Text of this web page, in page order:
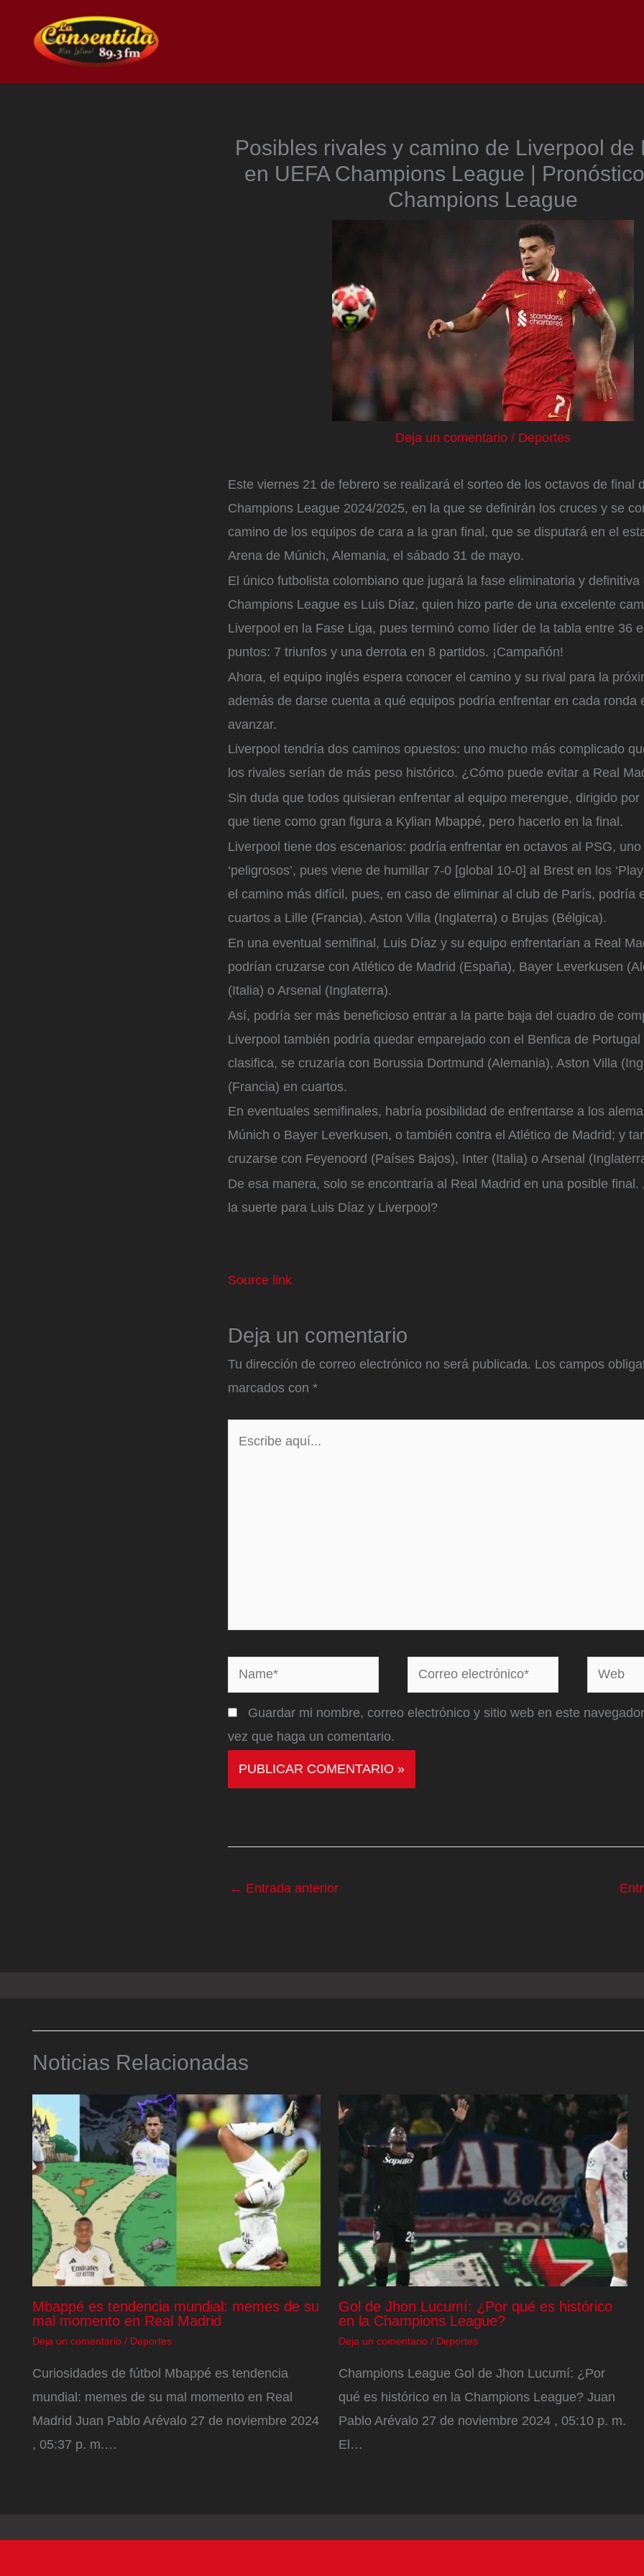
contenido
Posibles rivales y camino de Liverpool de
en UEFA Champions League |
Champions League
Deja un comentario / Deportes
Este viernes 21 de febrero se realizará el sorteo de los octavos de final
Champions League 2024/2025, en la que se definirán los cruces y se
camino de los equipos de cara a la gran final, que se disputará en el
Arena de Múnich, Alemania, el sábado 31 de mayo.
El único futbolista colombiano que jugará la fase eliminatoria y definitiva
Champions League es Luis Díaz, quien hizo parte de una excelente
Liverpool en la Fase Liga, pues terminó como líder de la tabla entre 36
puntos: 7 triunfos y una derrota en 8 partidos. ¡Campañón!
Ahora, el equipo inglés espera conocer el camino y su rival para la
además de darse cuenta a qué equipos podría enfrentar en cada ronda
avanzar.
Liverpool tendría dos caminos opuestos: uno mucho más complicado
los rivales serían de más peso histórico. ¿Cómo puede evitar a Real
Sin duda que todos quisieran enfrentar al equipo merengue, dirigido por
que tiene como gran figura a Kylian Mbappé, pero hacerlo en la final.
Liverpool tiene dos escenarios: podría enfrentar en octavos al PSG,
‘peligrosos’, pues viene de humillar 7-0 [global 10-0] al Brest en los
el camino más difícil, pues, en caso de eliminar al club de París, podría
cuartos a Lille (Francia), Aston Villa (Inglaterra) o Brujas (Bélgica).
En una eventual semifinal, Luis Díaz y su equipo enfrentarían a Real
podrían cruzarse con Atlético de Madrid (España), Bayer Leverkusen
(Italia) o Arsenal (Inglaterra).
Así, podría ser más beneficioso entrar a la parte baja del cuadro de
Liverpool también podría quedar emparejado con el Benfica de
clasifica, se cruzaría con Borussia Dortmund (Alemania), Aston Villa
(Francia) en cuartos.
En eventuales semifinales, habría posibilidad de enfrentarse a los
Múnich o Bayer Leverkusen, o también contra el Atlético de Madrid; y
cruzarse con Feyenoord (Países Bajos), Inter (Italia) o Arsenal
De esa manera, solo se encontraría al Real Madrid en una posible final.
la suerte para Luis Díaz y Liverpool?
Source link
Deja un comentario
Tu dirección de correo electrónico no será publicada. Los campos
marcados con *
Name*
Correo
electrónico*
Web
Guardar mi nombre, correo electrónico y sitio web en este
vez que haga un comentario.
← Entrada anterior
Noticias Relacionadas
Mbappé es tendencia mundial: memes de su
mal momento en Real Madrid
Deja un comentario / Deportes
Curiosidades de fútbol Mbappé es tendencia
mundial: memes de su mal momento en Real
Madrid Juan Pablo Arévalo 27 de noviembre 2024
, 05:37 p. m.…
Gol de Jhon Lucumí: ¿Por qué es histórico
en la Champions League?
Deja un comentario / Deportes
Champions League Gol de Jhon Lucumí: ¿Por
qué es histórico en la Champions League? Juan
Pablo Arévalo 27 de noviembre 2024 , 05:10 p. m.
El…